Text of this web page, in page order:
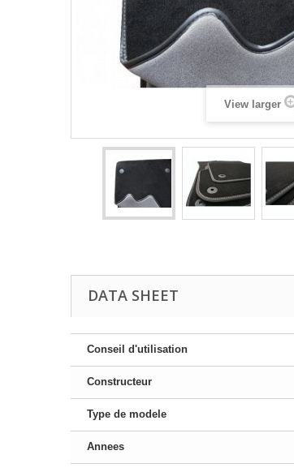
View larger
DATA SHEET
Conseil d'utilisation
Constructeur
Type de modele
Annees